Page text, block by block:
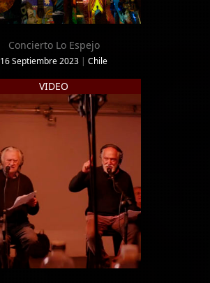
Concierto Lo Espejo
16 Septiembre 2023 | Chile
VIDEO